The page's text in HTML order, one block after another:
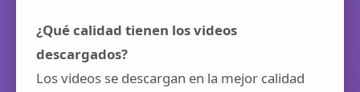
¿Qué calidad tienen los videos
descargados?
Los videos se descargan en la mejor calidad